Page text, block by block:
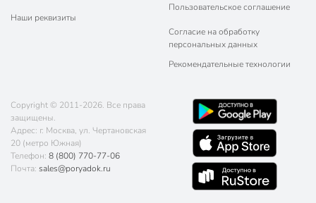
Наши реквизиты
Пользовательское соглашение
Согласие на обработку
персональных данных
Рекомендательные технологии
Copyright © 2011-2026. Все права
защищены.
Адрес: г. Москва, ул. Чертановская
20 (метро Южная)
Телефон: 8 (800) 770-77-06
Почта: sales@poryadok.ru